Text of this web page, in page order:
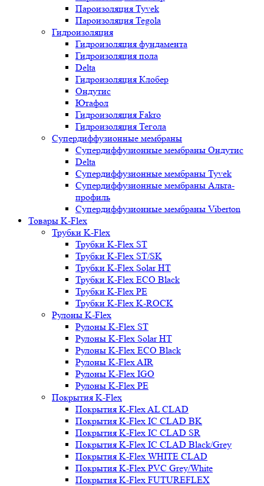
Пароизоляция Tyvek
Пароизоляция Tegola
Гидроизоляция
Гидроизоляция фундамента
Гидроизоляция пола
Delta
Гидроизоляция Клобер
Ондутис
Ютафол
Гидроизоляция Fakro
Гидроизоляция Тегола
Супердиффузионные мембраны
Супердиффузионные мембраны Ондутис
Delta
Супердиффузионные мембраны Tyvek
Супердиффузионные мембраны Альта-
профиль
Супердиффузионные мембраны Viberton
Товары K-Flex
Трубки K-Flex
Трубки K-Flex ST
Трубки K-Flex ST/SK
Трубки K-Flex Solar HT
Трубки K-Flex ECO Black
Трубки K-Flex PE
Трубки K-Flex K-ROCK
Рулоны K-Flex
Рулоны K-Flex ST
Рулоны K-Flex Solar HT
Рулоны K-Flex ECO Black
Рулоны K-Flex AIR
Рулоны K-Flex IGO
Рулоны K-Flex PE
Покрытия K-Flex
Покрытия K-Flex AL CLAD
Покрытия K-Flex IC CLAD BK
Покрытия K-Flex IC CLAD SR
Покрытия K-Flex IC CLAD Black/Grey
Покрытия K-Flex WHITE CLAD
Покрытия K-Flex PVC Grey/White
Покрытия K-Flex FUTUREFLEX